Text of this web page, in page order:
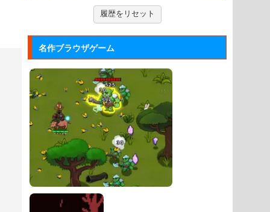
大乱闘スマッシュブラザーズフラ...
履歴をリセット
名作ブラウザゲーム